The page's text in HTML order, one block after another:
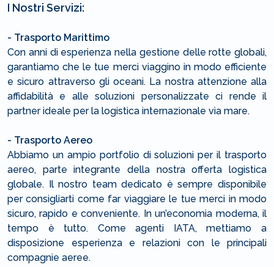
I Nostri Servizi:
- Trasporto Marittimo
Con anni di esperienza nella gestione delle rotte globali,
garantiamo che le tue merci viaggino in modo efficiente
e sicuro attraverso gli oceani. La nostra attenzione alla
affidabilità e alle soluzioni personalizzate ci rende il
partner ideale per la logistica internazionale via mare.
- Trasporto Aereo
Abbiamo un ampio portfolio di soluzioni per il trasporto
aereo, parte integrante della nostra offerta logistica
globale. Il nostro team dedicato è sempre disponibile
per consigliarti come far viaggiare le tue merci in modo
sicuro, rapido e conveniente. In un’economia moderna, il
tempo è tutto. Come agenti IATA, mettiamo a
disposizione esperienza e relazioni con le principali
compagnie aeree.